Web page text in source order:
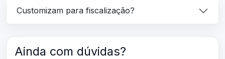
Customizam para fiscalização?
Ainda com dúvidas?